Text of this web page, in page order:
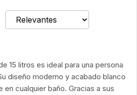
15 litros es ideal para una persona
diseño moderno y acabado blanco
cualquier baño. Gracias a sus